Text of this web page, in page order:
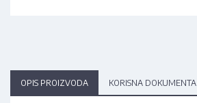
OPIS PROIZVODA KORISNA DOKUMENTA